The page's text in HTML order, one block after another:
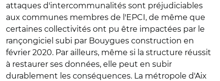
attaques d'intercommunalités sont préjudiciables
aux communes membres de l'EPCI, de même que
certaines collectivités ont pu être impactées par le
rançongiciel subi par Bouygues construction en
février 2020. Par ailleurs, même si la structure réussit
à restaurer ses données, elle peut en subir
durablement les conséquences. La métropole d'Aix